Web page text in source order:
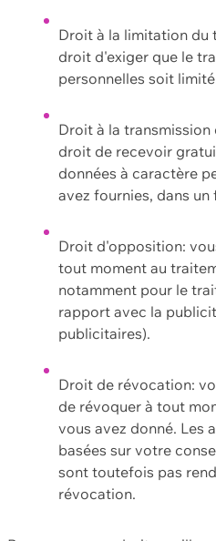
Droit à la limitation du
droit d'exiger que le
personnelles soit
Droit à la transmission
droit de recevoir
données à caractère
avez fournies, dans
Droit d'opposition:
tout moment au
notamment pour le
rapport avec la
publicitaires).
Droit de révocation:
de révoquer à tout
vous avez donné. Les
basées sur votre
sont toutefois pas
révocation.